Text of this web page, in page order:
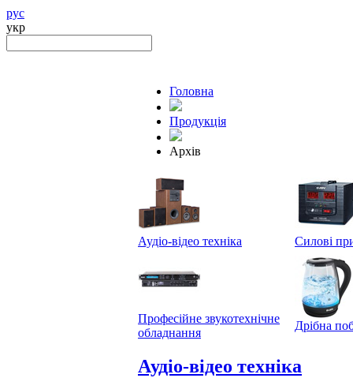
рус
укр
Головна
Продукцiя
Архів
Аудіо-відео техніка Силові
Професійне звукотехнічне
обладнання
Дрібна
Аудіо-відео техніка